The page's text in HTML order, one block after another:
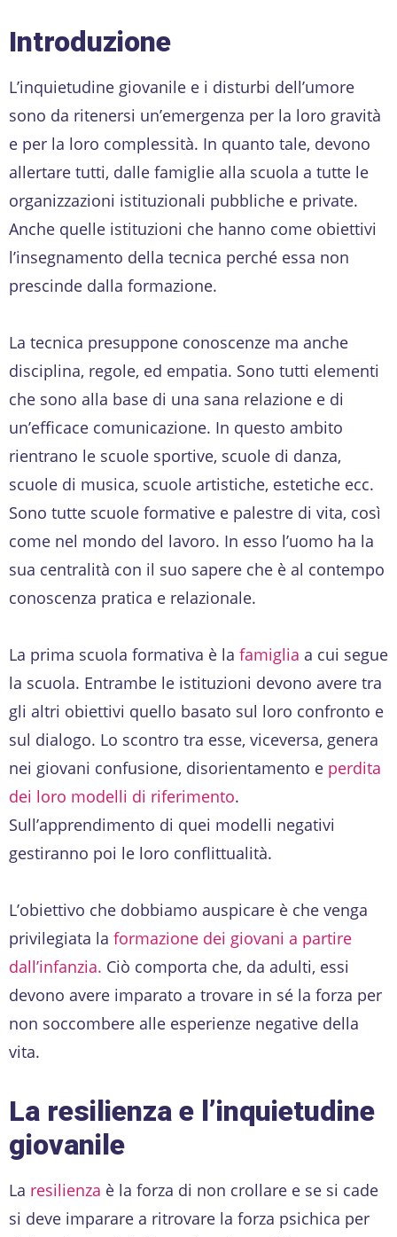
Introduzione
L’inquietudine giovanile e i disturbi dell’umore
sono da ritenersi un’emergenza per la loro gravità
e per la loro complessità. In quanto tale, devono
allertare tutti, dalle famiglie alla scuola a tutte le
organizzazioni istituzionali pubbliche e private.
Anche quelle istituzioni che hanno come obiettivi
l’insegnamento della tecnica perché essa non
prescinde dalla formazione.
La tecnica presuppone conoscenze ma anche
disciplina, regole, ed empatia. Sono tutti elementi
che sono alla base di una sana relazione e di
un’efficace comunicazione. In questo ambito
rientrano le scuole sportive, scuole di danza,
scuole di musica, scuole artistiche, estetiche ecc.
Sono tutte scuole formative e palestre di vita, così
come nel mondo del lavoro. In esso l’uomo ha la
sua centralità con il suo sapere che è al contempo
conoscenza pratica e relazionale.
La prima scuola formativa è la famiglia a cui segue
la scuola. Entrambe le istituzioni devono avere tra
gli altri obiettivi quello basato sul loro confronto e
sul dialogo. Lo scontro tra esse, viceversa, genera
nei giovani confusione, disorientamento e perdita
dei loro modelli di riferimento.
Sull’apprendimento di quei modelli negativi
gestiranno poi le loro conflittualità.
L’obiettivo che dobbiamo auspicare è che venga
privilegiata la formazione dei giovani a partire
dall’infanzia. Ciò comporta che, da adulti, essi
devono avere imparato a trovare in sé la forza per
non soccombere alle esperienze negative della
vita.
La resilienza e l’inquietudine
giovanile
La resilienza è la forza di non crollare e se si cade
si deve imparare a ritrovare la forza psichica per